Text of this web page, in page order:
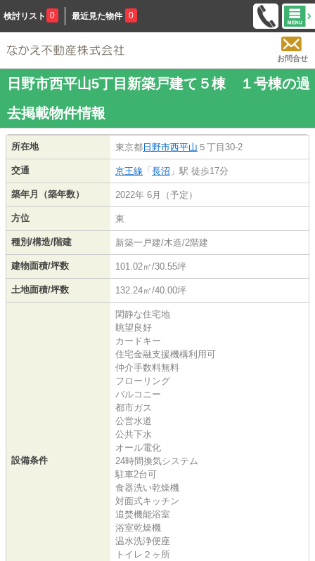
検討リスト 0 最近見た物件 0
お問合せ
日野市西平山5丁目新築戸建て５棟 １号棟の過
去掲載物件情報
所在地 東京都 日野市西平山 ５丁目30-2
交通 京王線 「 長沼 」駅 徒歩17分
築年月（築年数） 2022年 6月（予定）
方位 東
種別/構造/階建 新築一戸建/木造/2階建
建物面積/坪数 101.02㎡/30.55坪
土地面積/坪数 132.24㎡/40.00坪
設備条件
閑静な住宅地
眺望良好
カードキー
住宅金融支援機構利用可
仲介手数料無料
フローリング
バルコニー
都市ガス
公営水道
公共下水
オール電化
24時間換気システム
駐車2台可
食器洗い乾燥機
対面式キッチン
追焚機能浴室
浴室乾燥機
温水洗浄便座
トイレ２ヶ所